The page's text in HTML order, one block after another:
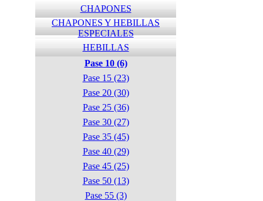
CHAPONES
CHAPONES Y HEBILLAS
ESPECIALES
HEBILLAS
Pase 10 (6)
Pase 15 (23)
Pase 20 (30)
Pase 25 (36)
Pase 30 (27)
Pase 35 (45)
Pase 40 (29)
Pase 45 (25)
Pase 50 (13)
Pase 55 (3)